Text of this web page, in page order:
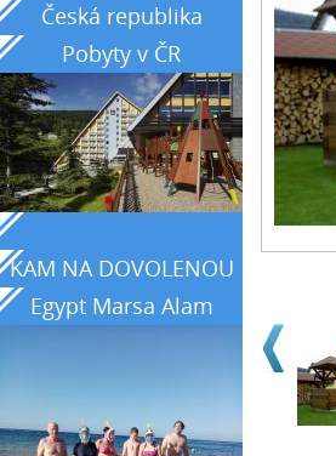
Česká republika
Pobyty v ČR
KAM NA DOVOLENOU
Egypt Marsa Alam